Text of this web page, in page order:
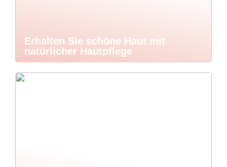
Erhalten Sie schöne Haut mit
natürlicher Hautpflege